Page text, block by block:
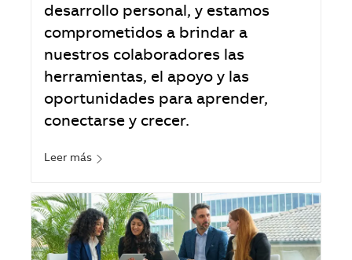
desarrollo personal, y estamos
comprometidos a brindar a
nuestros colaboradores las
herramientas, el apoyo y las
oportunidades para aprender,
conectarse y crecer.
Leer más